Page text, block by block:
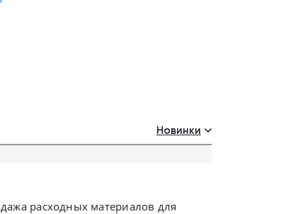
Новинки
расходных материалов для